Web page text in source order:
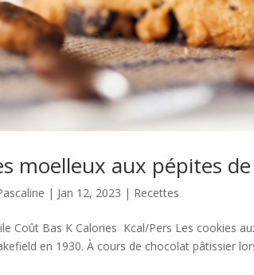
moelleux aux pépites
| Jan 12, 2023 | Recettes
Coût Bas K Calories Kcal/Pers Les cookies
en 1930. À cours de chocolat pâtissier